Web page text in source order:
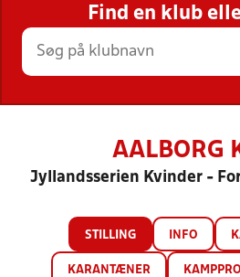
STILLINGER,
HOLD
Find en klub
AALBORG
Jyllandsserien Kvinder -
STILLING INFO
KARANTÆNER